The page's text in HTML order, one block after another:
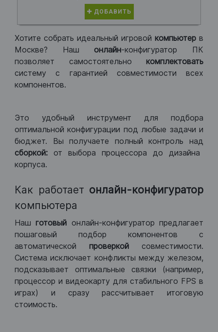
ДОБАВИТЬ
Хотите собрать идеальный игровой компьютер в
Москве? Нашонлайн-конфигуратор ПК
позволяет самостоятельно комплектовать
систему с гарантией совместимости всех
компонентов.
Это удобный инструмент для подбора
оптимальной конфигурации под любые задачи и
бюджет. Вы получаете полный контроль над
сборкой: от выбора процессора до дизайна
корпуса.
Как работает онлайн-конфигуратор
компьютера
Нашготовый онлайн-конфигуратор предлагает
пошаговый подбор компонентов с
автоматической проверкой совместимости.
Система исключает конфликты между железом,
подсказывает оптимальные связки (например,
процессор и видеокарту для стабильного FPS в
играх) и сразу рассчитывает итоговую
стоимость.